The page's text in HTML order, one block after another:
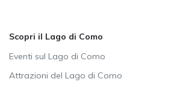
Scopri il Lago di Como
Eventi sul Lago di Como
Attrazioni del Lago di Como